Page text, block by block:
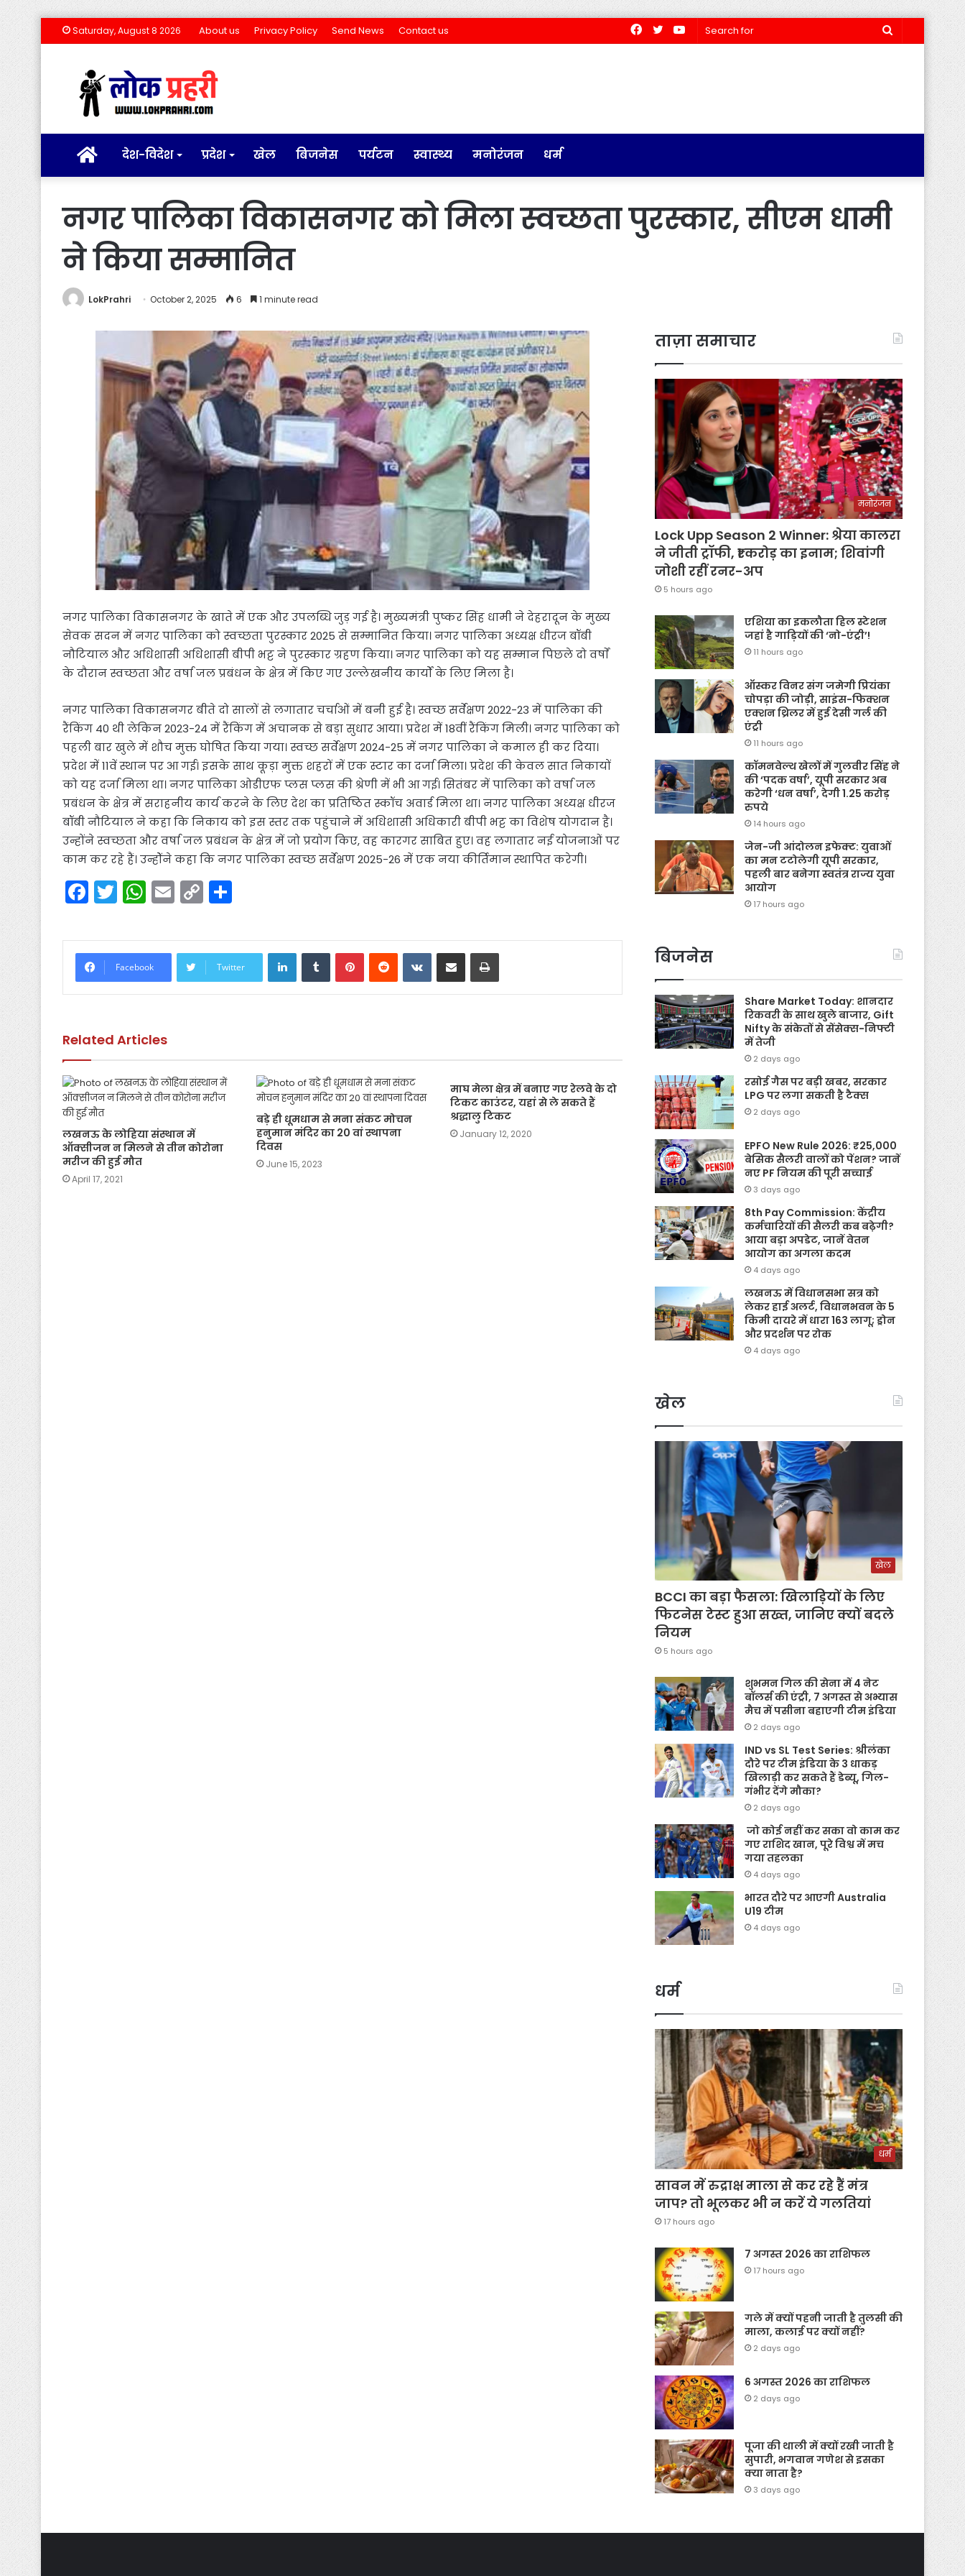
Saturday, August 8 2026 About us Privacy Policy Send News Contact us
Search
YouTube
Twitter
Facebook
होम देश-विदेश प्रदेश खेल बिजनेस पर्यटन स्वास्थ्य मनोरंजन धर्म
नगर पालिका विकासनगर को मिला स्वच्छता पुरस्कार, सीएम धामी
ने किया सम्मानित
LokPrahri October 2, 2025 6 1 minute read
नगर पालिका विकासनगर के खाते में एक और उपलब्धि जुड़ गई है। मुख्यमंत्री पुष्कर सिंह धामी ने देहरादून के मुख्य
सेवक सदन में नगर पालिका को स्वच्छता पुरस्कार 2025 से सम्मानित किया। नगर पालिका अध्यक्ष धीरज बॉबी
नौटियाल और अधिशासी अधिशासी बीपी भट्ट ने पुरस्कार ग्रहण किया। नगर पालिका को यह सम्मान पिछले दो वर्षाें
के दौरान स्वच्छता और वर्षा जल प्रबंधन के क्षेत्र में किए गए उल्लेखनीय कार्यों के लिए मिला है।
नगर पालिका विकासनगर बीते दो सालों से लगातार चर्चाओं में बनी हुई है। स्वच्छ सर्वेक्षण 2022-23 में पालिका की
रैंकिंग 40 थी लेकिन 2023-24 में रैंकिंग में अचानक से बड़ा सुधार आया। प्रदेश में 18वीं रैंकिंग मिली। नगर पालिका को
पहली बार खुले में शौच मुक्त घोषित किया गया। स्वच्छ सर्वेक्षण 2024-25 में नगर पालिका ने कमाल ही कर दिया।
प्रदेश में 11वें स्थान पर आ गई। इसके साथ कूड़ा मुक्त शहरों में एक स्टार का दर्जा मिला। प्रदेश की केवल सात निकायों
को यह दर्जा मिला था। नगर पालिका ओडीएफ प्लस प्लस की श्रेणी में भी आ गई। सितंबर में पालिका को वर्षा जल
प्रबंधन के क्षेत्र में सराहनीय कार्य करने के लिए देश का प्रतिष्ठित स्कॉच अवार्ड मिला था। नगर पालिका अध्यक्ष धीरज
बॉबी नौटियाल ने कहा कि निकाय को इस स्तर तक पहुंचाने में अधिशासी अधिकारी बीपी भट्ट का विशेष योगदान है।
उन्होंने स्वच्छता और वर्षा जल प्रबंधन के क्षेत्र में जो प्रयोग किए, वह कारगर साबित हुए। वह लगातार नई योजनाओं पर
काम कर रहे हैं। उन्होेंने कहा कि नगर पालिका स्वच्छ सर्वेक्षण 2025-26 में एक नया कीर्तिमान स्थापित करेगी।
F
a
c
e
b
o
k
T
w
itt
er
W
h
a
ts
A
p
E
m
ai
l
C
o
p
y
Li
ar
e
Facebook Twitter
LinkedInTumblrPinterestReddit VKontakte
Share via Email Print
Related Articles
लखनऊ के लोहिया संस्थान में
ऑक्सीजन न मिलने से तीन कोरोना
मरीज की हुई मौत
April 17, 2021
बड़े ही धूमधाम से मना संकट मोचन
हनुमान मंदिर का 20 वां स्थापना
दिवस
June 15, 2023
माघ मेला क्षेत्र में बनाए गए रेलवे के दो
टिकट काउंटर, यहां से ले सकते हैं
श्रद्धालु टिकट
January 12, 2020
ताज़ा समाचार
मनोरंजन
Lock Upp Season 2 Winner: श्रेया कालरा
ने जीती ट्रॉफी, ₹1 करोड़ का इनाम; शिवांगी
जोशी रहीं रनर-अप
5 hours ago
एशिया का इकलौता हिल स्टेशन
जहां है गाड़ियों की ‘नो-एंट्री’!
11 hours ago
ऑस्कर विनर संग जमेगी प्रियंका
चोपड़ा की जोड़ी, साइंस-फिक्शन
एक्शन थ्रिलर में हुई देसी गर्ल की
एंट्री
11 hours ago
कॉमनवेल्थ खेलों में गुलवीर सिंह ने
की ‘पदक वर्षा’, यूपी सरकार अब
करेगी ‘धन वर्षा’, देगी 1.25 करोड़
रुपये
14 hours ago
जेन-जी आंदोलन इफेक्ट: युवाओं
का मन टटोलेगी यूपी सरकार,
पहली बार बनेगा स्वतंत्र राज्य युवा
आयोग
17 hours ago
बिजनेस
Share Market Today: शानदार
रिकवरी के साथ खुले बाजार, Gift
Nifty के संकेतों से सेंसेक्स-निफ्टी
में तेजी
2 days ago
रसोई गैस पर बड़ी खबर, सरकार
LPG पर लगा सकती है टैक्स
2 days ago
EPFO New Rule 2026: ₹25,000
बेसिक सैलरी वालों को पेंशन? जानें
नए PF नियम की पूरी सच्चाई
3 days ago
8th Pay Commission: केंद्रीय
कर्मचारियों की सैलरी कब बढ़ेगी?
आया बड़ा अपडेट, जानें वेतन
आयोग का अगला कदम
4 days ago
लखनऊ में विधानसभा सत्र को
लेकर हाई अलर्ट, विधानभवन के 5
किमी दायरे में धारा 163 लागू; ड्रोन
और प्रदर्शन पर रोक
4 days ago
खेल
खेल
BCCI का बड़ा फैसला: खिलाड़ियों के लिए
फिटनेस टेस्ट हुआ सख्त, जानिए क्यों बदले
नियम
5 hours ago
शुभमन गिल की सेना में 4 नेट
बॉलर्स की एंट्री, 7 अगस्त से अभ्यास
मैच में पसीना बहाएगी टीम इंडिया
2 days ago
IND vs SL Test Series: श्रीलंका
दौरे पर टीम इंडिया के 3 धाकड़
खिलाड़ी कर सकते हैं डेब्यू, गिल-
गंभीर देंगे मौका?
2 days ago
जो कोई नहीं कर सका वो काम कर
गए राशिद खान, पूरे विश्व में मच
गया तहलका
4 days ago
भारत दौरे पर आएगी Australia
U19 टीम
4 days ago
धर्म
धर्म
सावन में रुद्राक्ष माला से कर रहे हैं मंत्र
जाप? तो भूलकर भी न करें ये गलतियां
17 hours ago
7 अगस्त 2026 का राशिफल
17 hours ago
गले में क्यों पहनी जाती है तुलसी की
माला, कलाई पर क्यों नहीं?
2 days ago
6 अगस्त 2026 का राशिफल
2 days ago
पूजा की थाली में क्यों रखी जाती है
सुपारी, भगवान गणेश से इसका
क्या नाता है?
3 days ago